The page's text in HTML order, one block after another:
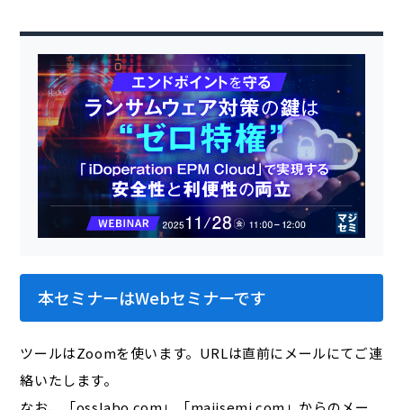
本セミナーはWebセミナーです
ツールはZoomを使います。URLは直前にメールにてご連
絡いたします。